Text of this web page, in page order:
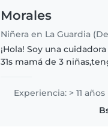
Morales
¡Hola! Soy una
31s mamá de 3
niños de todas las
encanta leer, hacer
jugar con los niños.
Experiencia: > 11 años